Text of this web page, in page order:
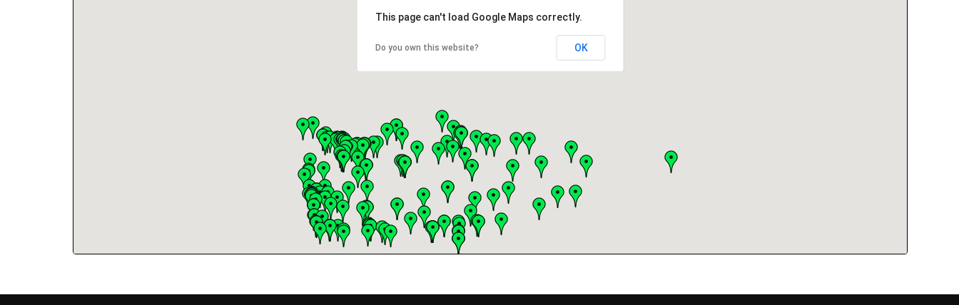
This page can't load Google Maps correctly.
Do you own this website? OK